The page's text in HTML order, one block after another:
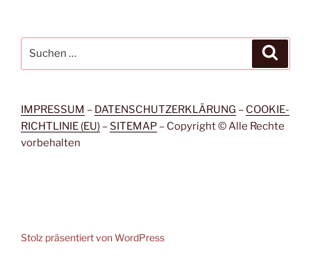
nach:
IMPRESSUM – DATENSCHUTZERKLÄRUNG – COOKIE-
RICHTLINIE (EU) – SITEMAP – Copyright © Alle Rechte
vorbehalten
Stolz präsentiert von WordPress